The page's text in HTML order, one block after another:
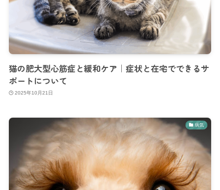
猫の肥大型心筋症と緩和ケア｜症状と在宅でできるサ
ポートについて
2025年10月21日
病気